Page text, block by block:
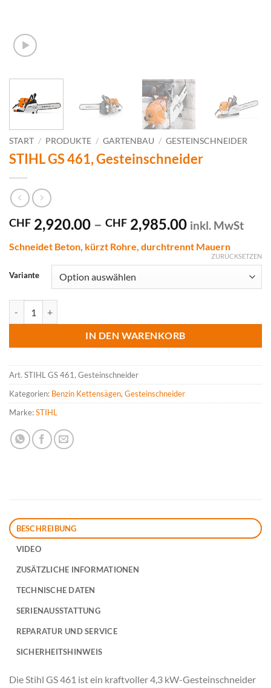
START / PRODUKTE / GARTENBAU / GESTEINSCHNEIDER
STIHL GS 461, Gesteinschneider
CHF 2,920.00 – CHF 2,985.00Preisspanne:
bis
CHF
inkl. MwSt
Schneidet Beton, kürzt Rohre, durchtrennt Mauern
Variante
ZURÜCKSETZEN
IN DEN WARENKORB
Art. STIHL GS 461, Gesteinschneider
Kategorien: Benzin Kettensägen, Gesteinschneider
Marke:STIHL
BESCHREIBUNG
VIDEO
ZUSÄTZLICHE INFORMATIONEN
TECHNISCHE DATEN
SERIENAUSSTATTUNG
REPARATUR UND SERVICE
SICHERHEITSHINWEIS
Die Stihl GS 461 ist ein kraftvoller 4,3 kW-Gesteinschneider